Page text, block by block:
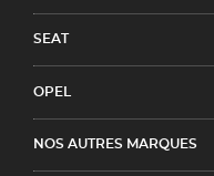
SEAT
OPEL
NOS AUTRES MARQUES